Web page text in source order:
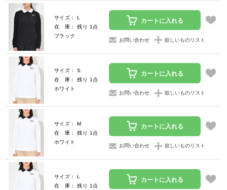
サイズ： L
在 庫： 残り 1点
ブラック
カートに入れる
お問い合わせ 欲しいものリスト
サイズ： S
在 庫： 残り 1点
ホワイト
カートに入れる
お問い合わせ 欲しいものリスト
サイズ： M
在 庫： 残り 1点
ホワイト
カートに入れる
お問い合わせ 欲しいものリスト
サイズ： L
在 庫： 残り 1点
カートに入れる